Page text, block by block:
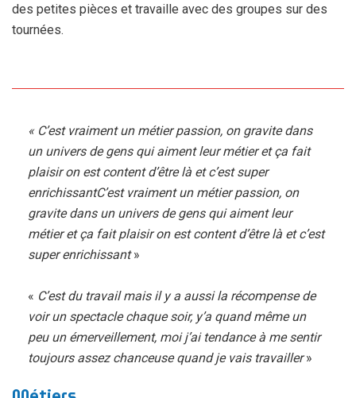
des petites pièces et travaille avec des groupes sur des
tournées.
« C’est vraiment un métier passion, on gravite dans
un univers de gens qui aiment leur métier et ça fait
plaisir on est content d’être là et c’est super
enrichissantC’est vraiment un métier passion, on
gravite dans un univers de gens qui aiment leur
métier et ça fait plaisir on est content d’être là et c’est
super enrichissant»
« C’est du travail mais il y a aussi la récompense de
voir un spectacle chaque soir, y’a quand même un
peu un émerveillement, moi j’ai tendance à me sentir
toujours assez chanceuse quand je vais travailler»